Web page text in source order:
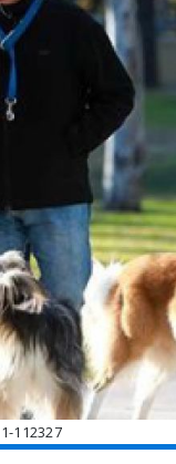
112327